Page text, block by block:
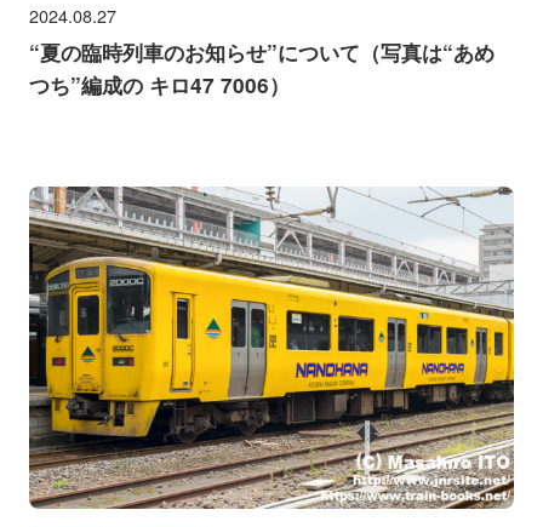
2024.08.27
“夏の臨時列車のお知らせ”について（写真は“あめ
つち”編成の キロ47 7006）